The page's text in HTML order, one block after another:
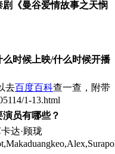
《曼谷爱情故事之天悯
时候上映/什么时候开播
去百度百科查一查，附带
1-13.html
员有哪些？
达·顾珑